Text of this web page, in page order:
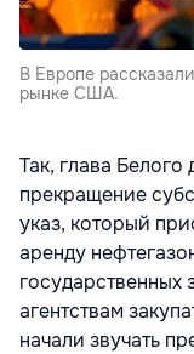
В Европе
рынке США.
Так, глава
прекращение
указ, который
аренду
агентствам
начали звучать